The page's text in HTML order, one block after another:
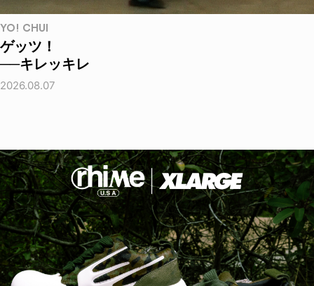
YO! CHUI
ゲッツ！
──キレッキレ
2026.08.07